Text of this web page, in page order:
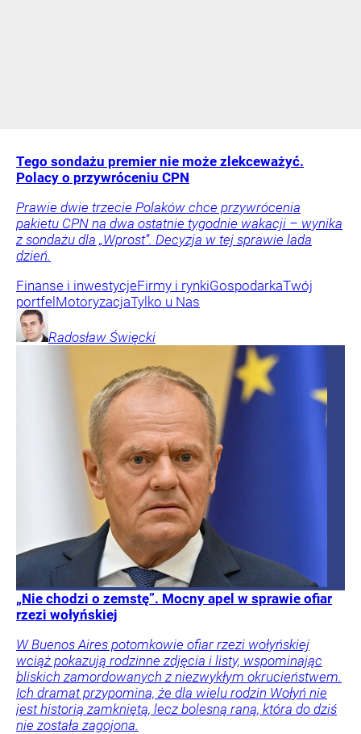
Tego sondażu premier nie może zlekceważyć.
Polacy o przywróceniu CPN
Prawie dwie trzecie Polaków chce przywrócenia
pakietu CPN na dwa ostatnie tygodnie wakacji – wynika
z sondażu dla „Wprost”. Decyzja w tej sprawie lada
dzień.
Finanse i inwestycjeFirmy i rynkiGospodarkaTwój
portfelMotoryzacjaTylko u Nas
Radosław Święcki
„Nie chodzi o zemstę”. Mocny apel w sprawie ofiar
rzezi wołyńskiej
W Buenos Aires potomkowie ofiar rzezi wołyńskiej
wciąż pokazują rodzinne zdjęcia i listy, wspominając
bliskich zamordowanych z niezwykłym okrucieństwem.
Ich dramat przypomina, że dla wielu rodzin Wołyń nie
jest historią zamkniętą, lecz bolesną raną, która do dziś
nie została zagojona.